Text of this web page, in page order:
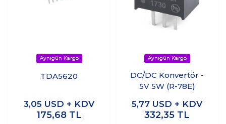
TDA5620
3,05 USD + KDV
175,68 TL
DC/DC Konvertör -
5V 5W (R-78E)
5,77 USD + KDV
332,35 TL